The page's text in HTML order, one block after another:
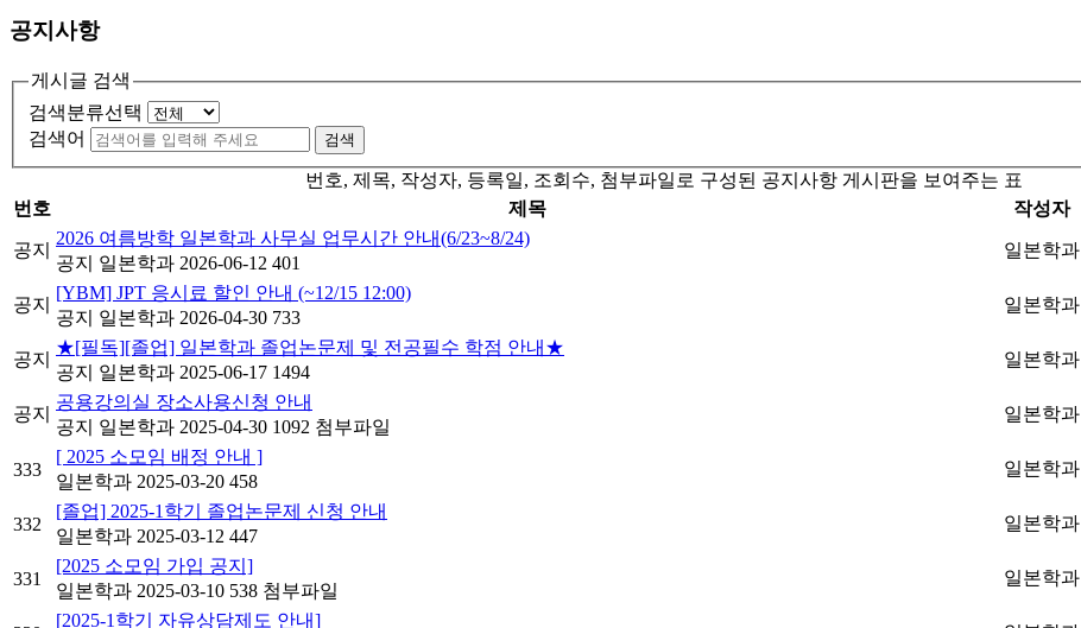
공지사항
게시글 검색
검색분류선택
검색어
검색
번호, 제목, 작성자, 등록일, 조회수, 첨부파일로 구성된 공지사항 게시판을 보여주는 표
번호
제목 작성자
공지
2026 여름방학 일본학과 사무실 업무시간 안내(6/23~8/24)
공지 일본학과 2026-06-12 401
일본학과
공지
[YBM] JPT 응시료 할인 안내 (~12/15 12:00)
공지 일본학과 2026-04-30 733
일본학과
공지
★[필독][졸업] 일본학과 졸업논문제 및 전공필수 학점 안내★
공지 일본학과 2025-06-17 1494
일본학과
공지
공용강의실 장소사용신청 안내
공지 일본학과 2025-04-30 1092 첨부파일
일본학과
333
[ 2025 소모임 배정 안내 ]
일본학과 2025-03-20 458
일본학과
332
[졸업] 2025-1학기 졸업논문제 신청 안내
일본학과 2025-03-12 447
일본학과
331
[2025 소모임 가입 공지]
일본학과 2025-03-10 538 첨부파일
일본학과
[2025-1학기 자유상담제도 안내]